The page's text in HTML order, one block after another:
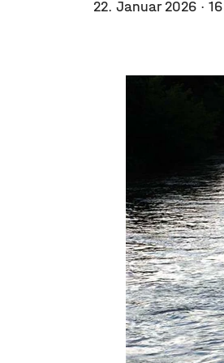
22. Januar 2026 ·